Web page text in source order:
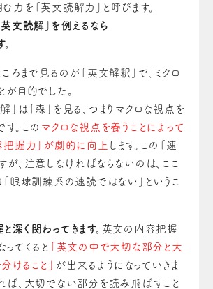
力を「英文読解力」と呼びます。
英文読解」を例えるなら
ころまで見るのが「英文解釈」で、ミクロ
が目的でした。
」は「森」を見る、つまりマクロな視点を
。この マクロな視点を養うことによって
把握力」が劇的に向上 します。この「速
が、注意しなければならないのは、ここ
「眼球訓練系の速読ではない」というこ
深く関わってきます。 英文の内容把握
てくると 「英文の中で大切な部分と大
けること」 が出来るようになっていきま
ば、大切でない部分を読み飛ばすこと